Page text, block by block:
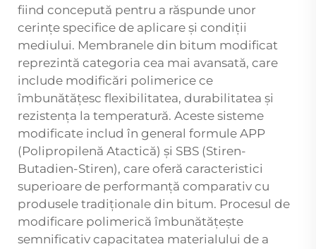
fiind concepută pentru a răspunde unor
cerințe specifice de aplicare și condiții
mediului. Membranele din bitum modificat
reprezintă categoria cea mai avansată, care
include modificări polimerice ce
îmbunătățesc flexibilitatea, durabilitatea și
rezistența la temperatură. Aceste sisteme
modificate includ în general formule APP
(Polipropilenă Atactică) și SBS (Stiren-
Butadien-Stiren), care oferă caracteristici
superioare de performanță comparativ cu
produsele tradiționale din bitum. Procesul de
modificare polimerică îmbunătățește
semnificativ capacitatea materialului de a